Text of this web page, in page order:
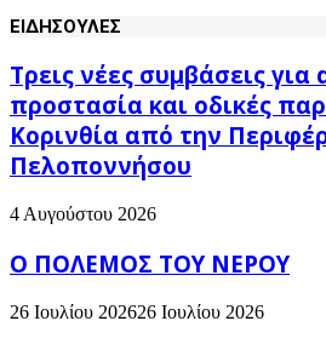
ΕΙΔΗΣΟΥΛΕΣ
Τρεις νέες συμβάσεις για
προστασία και οδικές
Κορινθία από την
Πελοποννήσου
4 Αυγούστου 2026
Ο ΠΟΛΕΜΟΣ ΤΟΥ ΝΕΡΟΥ
26 Ιουλίου 202626 Ιουλίου 2026